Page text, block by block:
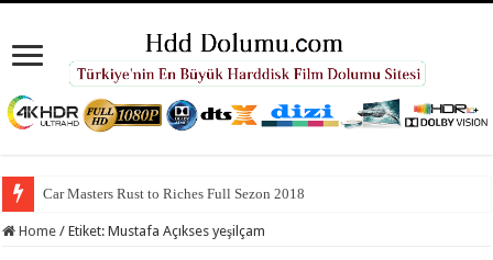
Car Masters Rust to Riches Full Sezon 2018
Home / Etiket:Mustafa Açıkses yeşilçam